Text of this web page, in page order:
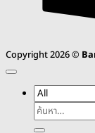
Copyright 2026 ©
ค้นหา: